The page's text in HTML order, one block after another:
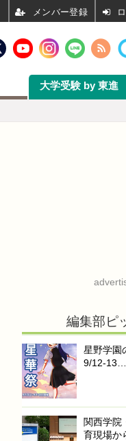
大学受験 by 東進
編集部ピ
星野学園
9/12-13…
関西学院
育現場か